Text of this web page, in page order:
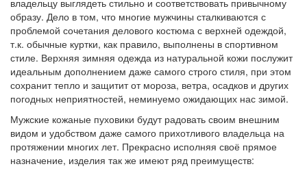
владельцу выглядеть стильно и соответствовать привычному
образу. Дело в том, что многие мужчины сталкиваются с
проблемой сочетания делового костюма с верхней одеждой,
т.к. обычные куртки, как правило, выполнены в спортивном
стиле. Верхняя зимняя одежда из натуральной кожи послужит
идеальным дополнением даже самого строго стиля, при этом
сохранит тепло и защитит от мороза, ветра, осадков и других
погодных неприятностей, неминуемо ожидающих нас зимой.
Мужские кожаные пуховики будут радовать своим внешним
видом и удобством даже самого прихотливого владельца на
протяжении многих лет. Прекрасно исполняя своё прямое
назначение, изделия так же имеют ряд преимуществ: